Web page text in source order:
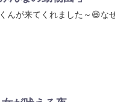
んが来てくれました～😆